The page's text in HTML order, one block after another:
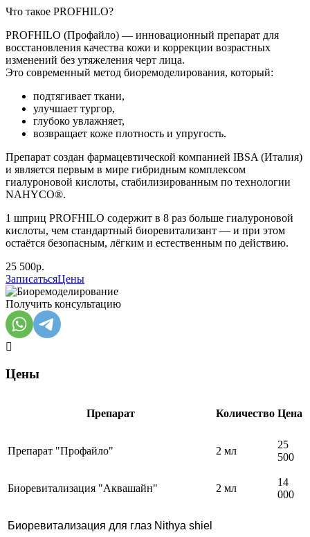
Что такое PROFHILO?
PROFHILO (Профайло) — инновационный препарат для
восстановления качества кожи и коррекции возрастных
изменений без утяжеления черт лица.
Это современный метод биоремоделирования, который:
подтягивает ткани,
улучшает тургор,
глубоко увлажняет,
возвращает коже плотность и упругость.
Препарат создан фармацевтической компанией IBSA (Италия)
и является первым в мире гибридным комплексом
гиалуроновой кислоты, стабилизированным по технологии
NAHYCO®.
1 шприц PROFHILO содержит в 8 раз больше гиалуроновой
кислоты, чем стандартный биоревитализант — и при этом
остаётся безопасным, лёгким и естественным по действию.
25 500р.
ЗаписатьсяЦены
Получить консультацию
Цены
Препарат Количество Цена
Препарат "Профайло" 2 мл
25
500
Биоревитализация "Аквашайн" 2 мл
14
000
Биоревитализация для глаз Nithya shiel